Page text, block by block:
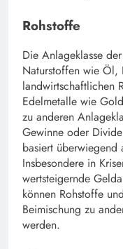
Rohstoffe
Die Anlageklasse
Naturstoffen wie Öl,
landwirtschaftlichen
Edelmetalle wie
zu anderen
Gewinne oder
basiert
Insbesondere in
wertsteigernde
können Rohstoffe
Beimischung zu
werden.